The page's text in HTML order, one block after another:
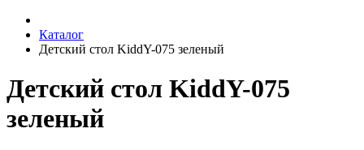
Каталог
Детский стол KiddY-075 зеленый
Детский стол KiddY-075
зеленый